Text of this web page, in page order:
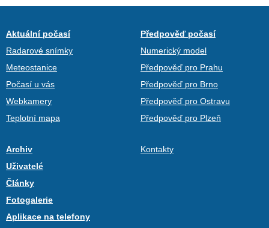
Aktuální počasí
Radarové snímky
Meteostanice
Počasí u vás
Webkamery
Teplotní mapa
Předpověď počasí
Numerický model
Předpověď pro Prahu
Předpověď pro Brno
Předpověď pro Ostravu
Předpověď pro Plzeň
Archiv
Uživatelé
Články
Fotogalerie
Aplikace na telefony
Kontakty